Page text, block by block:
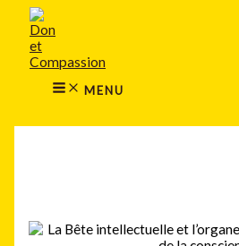
Aller
contenu
MENU